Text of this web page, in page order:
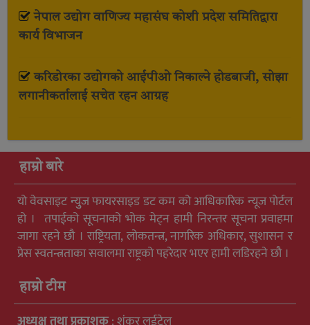
नेपाल उद्योग वाणिज्य महासंघ कोशी प्रदेश समितिद्वारा
कार्य विभाजन
करिडोरका उद्योगको आईपीओ निकाल्ने होडबाजी, सोझा
लगानीकर्तालाई सचेत रहन आग्रह
हाम्रो बारे
यो वेवसाइट न्युुज फायरसाइड डट कम को आधिकारिक न्यूज पोर्टल
हो । तपाईको सूचनाको भोक मेट्न हामी निरन्तर सूचना प्रवाहमा
जागा रहने छौ । राष्ट्रियता, लोकतन्त्र, नागरिक अधिकार, सुशासन र
प्रेस स्वतन्त्रताका सवालमा राष्ट्रको पहरेदार भएर हामी लडिरहने छौ ।
हाम्रो टीम